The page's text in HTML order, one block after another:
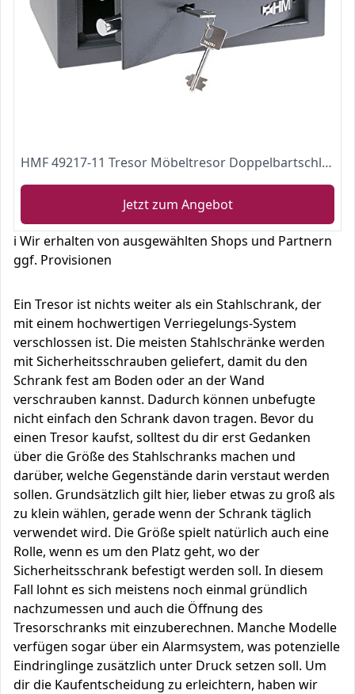
HMF 49217-11 Tresor Möbeltresor Doppelbartschloss, 31,0 x 17,0 x 25,0 cm , anthrazit
Jetzt zum Angebot
ℹ️ Wir erhalten von ausgewählten Shops und Partnern
ggf. Provisionen
Ein Tresor ist nichts weiter als ein Stahlschrank, der
mit einem hochwertigen Verriegelungs-System
verschlossen ist. Die meisten Stahlschränke werden
mit Sicherheitsschrauben geliefert, damit du den
Schrank fest am Boden oder an der Wand
verschrauben kannst. Dadurch können unbefugte
nicht einfach den Schrank davon tragen. Bevor du
einen Tresor kaufst, solltest du dir erst Gedanken
über die Größe des Stahlschranks machen und
darüber, welche Gegenstände darin verstaut werden
sollen. Grundsätzlich gilt hier, lieber etwas zu groß als
zu klein wählen, gerade wenn der Schrank täglich
verwendet wird. Die Größe spielt natürlich auch eine
Rolle, wenn es um den Platz geht, wo der
Sicherheitsschrank befestigt werden soll. In diesem
Fall lohnt es sich meistens noch einmal gründlich
nachzumessen und auch die Öffnung des
Tresorschranks mit einzuberechnen. Manche Modelle
verfügen sogar über ein Alarmsystem, was potenzielle
Eindringlinge zusätzlich unter Druck setzen soll. Um
dir die Kaufentscheidung zu erleichtern, haben wir